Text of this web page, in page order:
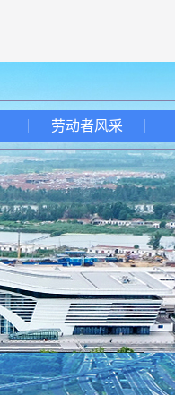
劳动者风采